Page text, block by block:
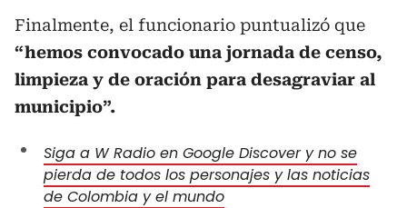
Finalmente, el funcionario puntualizó que
“hemos convocado una jornada de censo,
limpieza y de oración para desagraviar al
municipio”.
Siga a W Radio en Google Discover y no se
pierda de todos los personajes y las noticias
de Colombia y el mundo